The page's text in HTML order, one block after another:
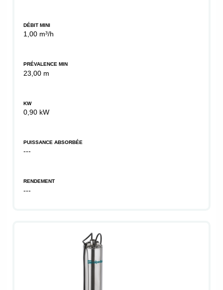
DÉBIT MINI
1,00 m³/h
PRÉVALENCE MIN
23,00 m
KW
0,90 kW
PUISSANCE ABSORBÉE
---
RENDEMENT
---